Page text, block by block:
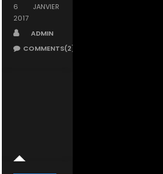
ON
6 JANVIER
2017
AUTHOR
ADMIN
COMMENTS(2)